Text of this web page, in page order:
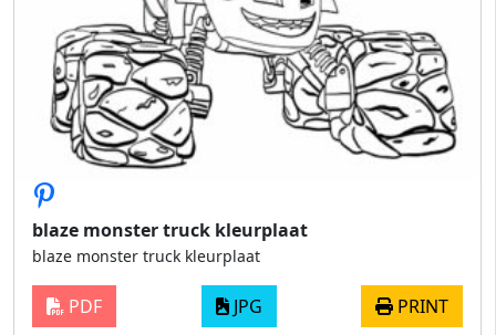
blaze monster truck kleurplaat
blaze monster truck kleurplaat
PDF JPG PRINT